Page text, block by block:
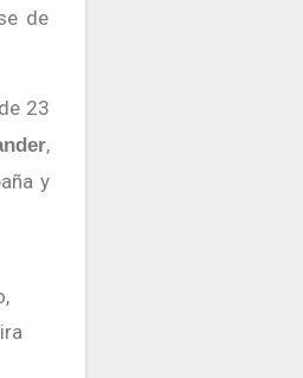
de
23
,
y